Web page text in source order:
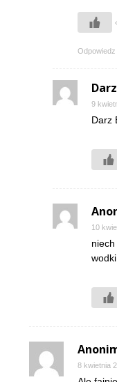
Odpowiedz
9
Darz
10
wodki
8 kwietnia